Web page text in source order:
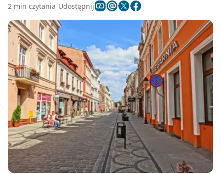
2 min czytania Udostępnij